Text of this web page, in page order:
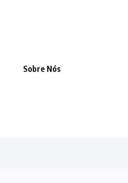
Sobre Nós